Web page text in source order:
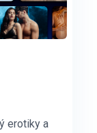
erotiky a